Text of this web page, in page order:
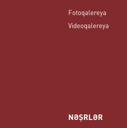
Fotoqalereya
Videoqalereya
NƏŞRLƏR